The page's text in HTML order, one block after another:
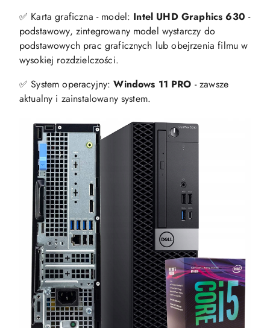
✅ Karta graficzna - model: Intel UHD Graphics 630 -
podstawowy, zintegrowany model wystarczy do
podstawowych prac graficznych lub obejrzenia filmu w
wysokiej rozdzielczości.
✅ System operacyjny:Windows 11 PRO - zawsze
aktualny i zainstalowany system.